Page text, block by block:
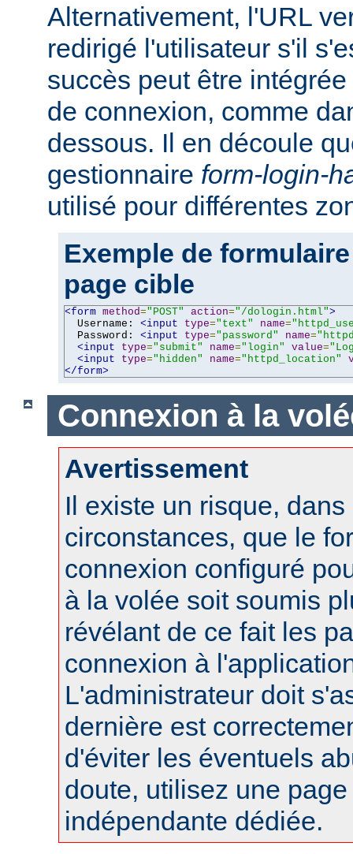
Alternativement, l'URL
redirigé l'utilisateur s'il
succès peut être
de connexion, comme
dessous. Il en découle
gestionnaire form-login-
utilisé pour différentes
Exemple de
page cible
<form method="POST" action="/dologin.html">
  Username:
<input type="text" name=
  Password:
<input type="password" name=
<input
type="submit" name="login" value=
<input
type="hidden" name="httpd_location"
</form>
Connexion à la
Avertissement
Il existe un risque,
circonstances, que le
connexion configuré
à la volée soit soumis
révélant de ce fait les
connexion à
L'administrateur doit
dernière est
d'éviter les éventuels
doute, utilisez une
indépendante dédiée.